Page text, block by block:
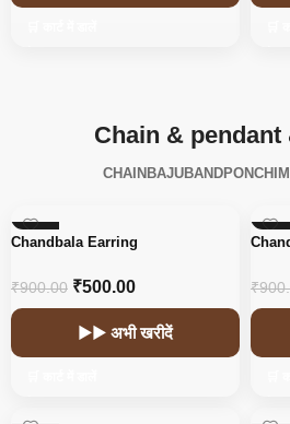
Chain &
CHAIN BAJUBANDPONCHI
-44%
Chandbala Earring
₹900.00 ₹500.00
▶▶ अभी खरीदें
-44%
₹